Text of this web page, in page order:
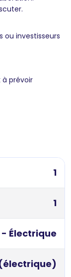
ou investisseurs
prévoir
1
1
Électrique